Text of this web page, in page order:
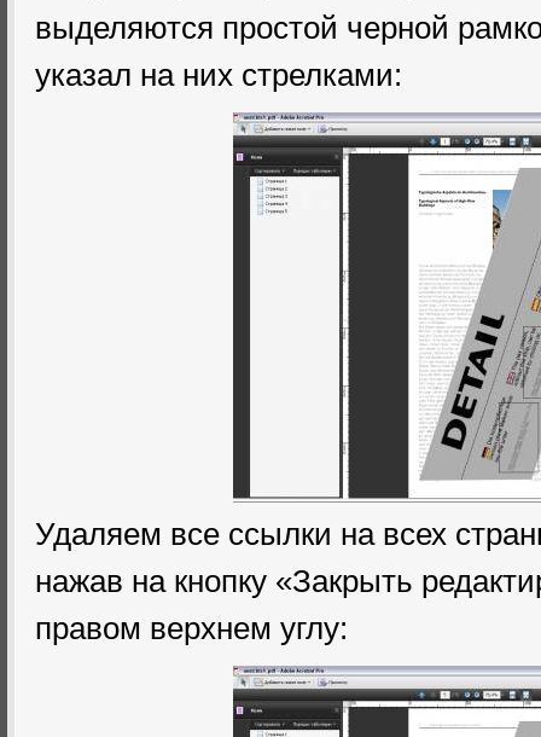
выделяются простой черной
указал на них стрелками:
Удаляем все ссылки на всех
нажав на кнопку «Закрыть
правом верхнем углу: